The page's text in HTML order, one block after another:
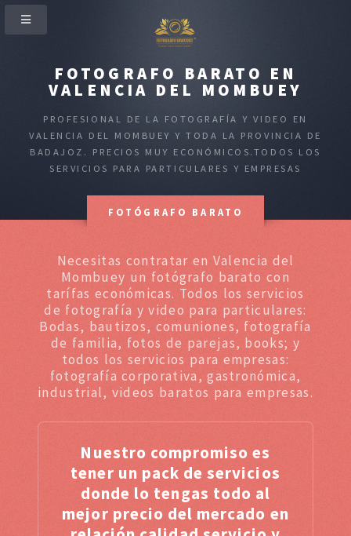
FOTOGRAFO BARATO EN
VALENCIA DEL MOMBUEY
PROFESIONAL DE LA FOTOGRAFÍA Y VIDEO EN
VALENCIA DEL MOMBUEY Y TODA LA PROVINCIA DE
BADAJOZ. PRECIOS MUY ECONÓMICOS.TODOS LOS
SERVICIOS PARA PARTICULARES Y EMPRESAS
FOTÓGRAFO BARATO
Necesitas contratar en Valencia del
Mombuey un fotógrafo barato con
tarífas económicas. Todos los servicios
de fotografía y video para particulares:
Bodas, bautizos, comuniones, fotografía
de familia, fotos de parejas, books; y
todos los servicios para empresas:
fotografía corporativa, gastronómica,
industrial, videos baratos para empresas.
Nuestro compromiso es
tener un pack de servicios
donde lo tengas todo al
mejor precio del mercado en